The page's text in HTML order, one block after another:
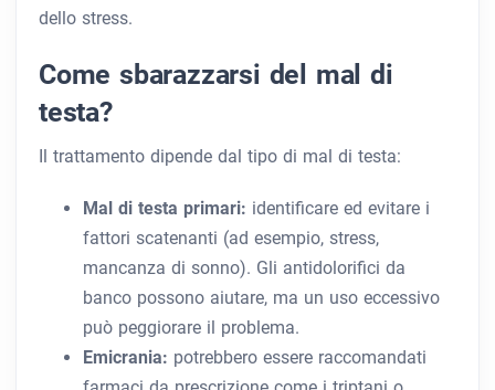
dello stress.
Come sbarazzarsi del mal di
testa?
Il trattamento dipende dal tipo di mal di testa:
Mal di testa primari: identificare ed evitare i
fattori scatenanti (ad esempio, stress,
mancanza di sonno). Gli antidolorifici da
banco possono aiutare, ma un uso eccessivo
può peggiorare il problema.
Emicrania: potrebbero essere raccomandati